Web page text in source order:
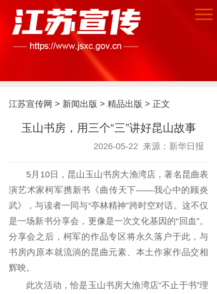
首页
江苏要闻
公示公告
通知公告 信息公开制度
信息公开指南
信息公开年度报
工作动态
理论武装
江苏宣传网 > 新闻出版 > 精品出版 > 正文
玉山书房，用三个“三”讲好昆山故事
2026-05-22 来源：新华日报
5月10日，昆山玉山书房大渔湾店，著名昆曲表
演艺术家柯军携新书《曲传天下——我心中的顾炎
武》，与读者一同与“亭林精神”跨时空对话。这不仅
是一场新书分享会，更像是一次文化基因的“回血”。
分享会之后，柯军的作品专区将永久落户于此，与
书房内原本就流淌的昆曲元素、本土作家作品交相
辉映。
此次活动，恰是玉山书房大渔湾店“不止于书”理